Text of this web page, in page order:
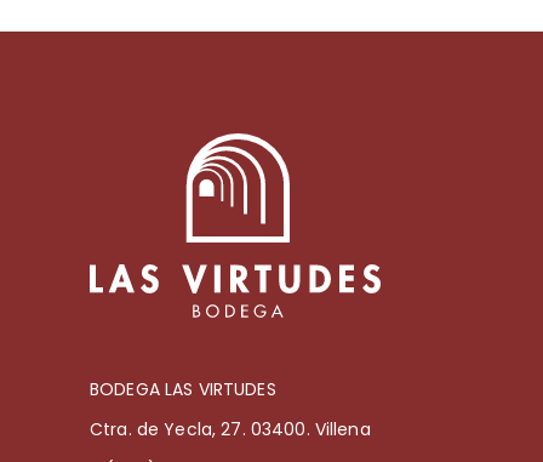
BODEGA LAS VIRTUDES
Ctra. de Yecla, 27. 03400. Villena